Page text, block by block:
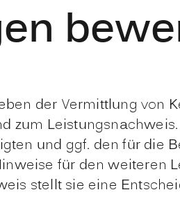
der Vermittlung von
zum
und ggf. den für die
für den weiteren
stellt sie eine